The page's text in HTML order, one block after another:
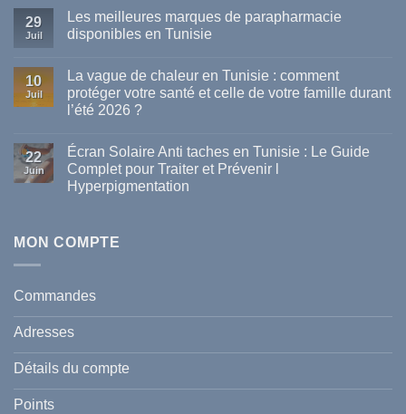
29
Juil
Les meilleures marques de parapharmacie
disponibles en Tunisie
sur
meilleures
marques
disponibles
en
Tunisie
10
Juil
La vague de chaleur en Tunisie : comment
protéger votre santé et celle de votre famille durant
l’été 2026 ?
sur
La
vague
de
comment
et
celle
de
votre
famille
durant
l’été
2026
?
22
Juin
Écran Solaire Anti taches en Tunisie : Le Guide
Complet pour Traiter et Prévenir l
Hyperpigmentation
Écran
Solaire
Tunisie
Guide
pour
Traiter
Prévenir
MON COMPTE
Commandes
Adresses
Détails du compte
Points